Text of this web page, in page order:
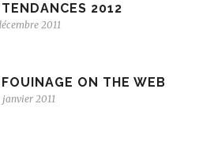
2012
2011
ON THE WEB
janvier 2011